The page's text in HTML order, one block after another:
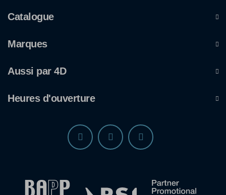
Catalogue
Marques
Aussi par 4D
Heures d'ouverture